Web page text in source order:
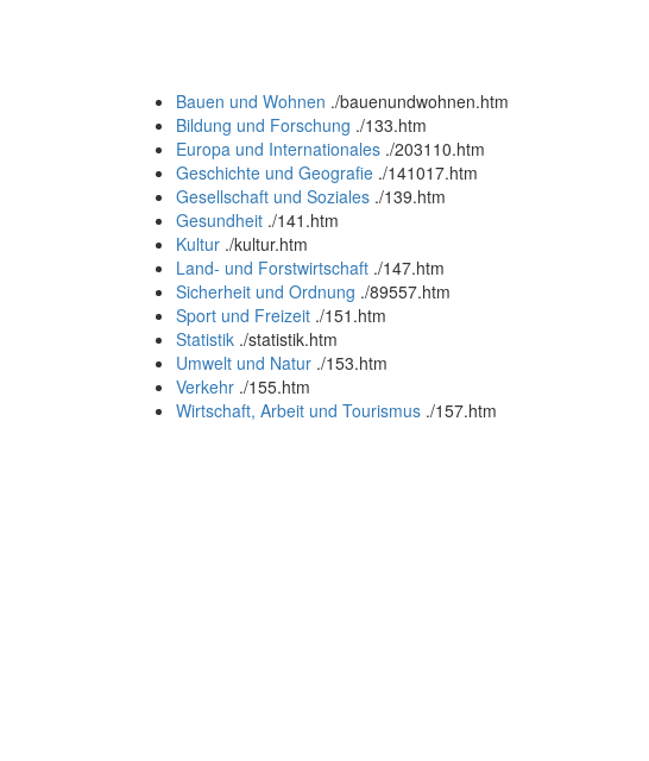
Bauen und Wohnen ./bauenundwohnen.htm
Bildung und Forschung ./133.htm
Europa und Internationales ./203110.htm
Geschichte und Geografie ./141017.htm
Gesellschaft und Soziales ./139.htm
Gesundheit ./141.htm
Kultur ./kultur.htm
Land- und Forstwirtschaft ./147.htm
Sicherheit und Ordnung ./89557.htm
Sport und Freizeit ./151.htm
Statistik ./statistik.htm
Umwelt und Natur ./153.htm
Verkehr ./155.htm
Wirtschaft, Arbeit und Tourismus ./157.htm